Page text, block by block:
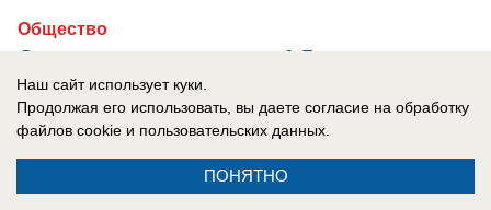
Общество
Отремонтированную за 1,5 млн леев
лестницу парламента оборудуют
подогревом
На лестнице парламента появится система
Наш сайт использует куки.
Продолжая его использовать, вы даете согласие на обработку
файлов cookie и пользовательских данных.
ПОНЯТНО